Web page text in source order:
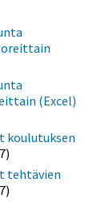
(Excel)
koulutuksen
tehtävien